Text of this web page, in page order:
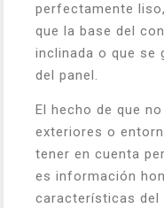
perfectamente
que la base del
inclinada o que se
del panel.
El hecho de que
exteriores o
tener en cuenta
es información
características del